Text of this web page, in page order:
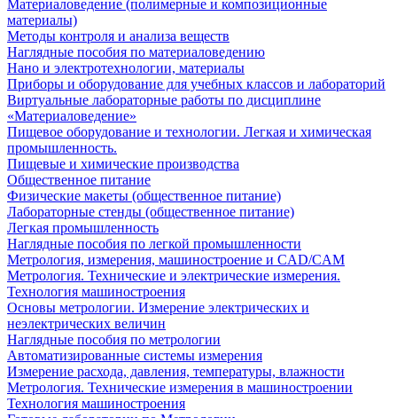
Материаловедение (полимерные и композиционные
материалы)
Методы контроля и анализа веществ
Наглядные пособия по материаловедению
Нано и электротехнологии, материалы
Приборы и оборудование для учебных классов и лабораторий
Виртуальные лабораторные работы по дисциплине
«Материаловедение»
Пищевое оборудование и технологии. Легкая и химическая
промышленность.
Пищевые и химические производства
Общественное питание
Физические макеты (общественное питание)
Лабораторные стенды (общественное питание)
Легкая промышленность
Наглядные пособия по легкой промышленности
Метрология, измерения, машиностроение и CAD/CAM
Метрология. Технические и электрические измерения.
Технология машиностроения
Основы метрологии. Измерение электрических и
неэлектрических величин
Наглядные пособия по метрологии
Автоматизированные системы измерения
Измерение расхода, давления, температуры, влажности
Метрология. Технические измерения в машиностроении
Технология машиностроения